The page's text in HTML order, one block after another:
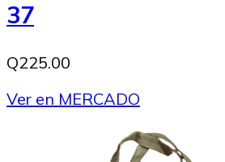
37
Q225.00
Ver en MERCADO